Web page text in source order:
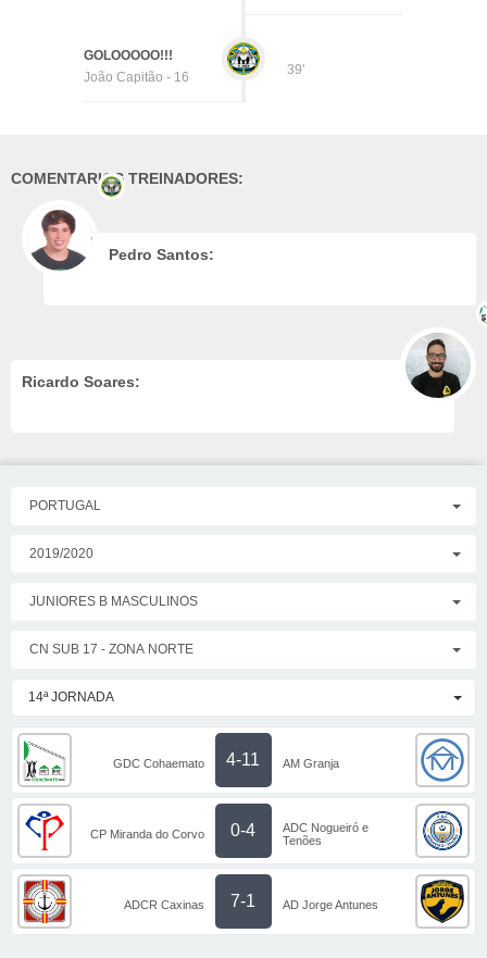
39'
GOLOOOOO!!!
João Capitão - 16
COMENTARIOS TREINADORES:
Pedro Santos:
Ricardo Soares:
PORTUGAL
2019/2020
JUNIORES B MASCULINOS
CN SUB 17 - ZONA NORTE
14ª JORNADA
GDC Cohaemato 4-11 AM Granja
CP Miranda do Corvo 0-4
ADC Nogueiró e
Tenões
ADCR Caxinas 7-1 AD Jorge Antunes